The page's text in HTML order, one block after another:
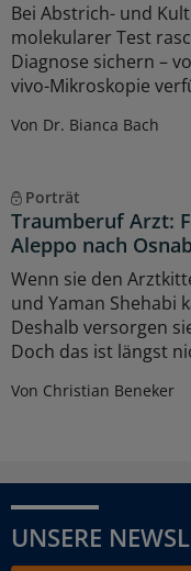
Bei Abstrich- und
molekularer Test
Diagnose sichern –
vivo-Mikroskopie
Von Dr. Bianca Bach
Porträt
Traumberuf Arzt:
Aleppo nach
Wenn sie den
und Yaman Shehabi
Deshalb versorgen
Doch das ist längst
Von Christian Beneker
UNSERE